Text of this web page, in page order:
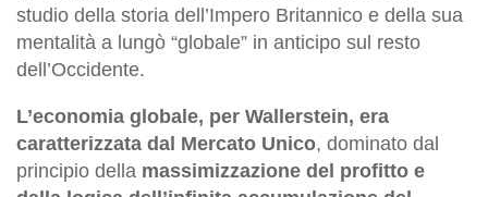
studio della storia dell’Impero Britannico e della sua
mentalità a lungò “globale” in anticipo sul resto
dell’Occidente.
L’economia globale, per Wallerstein, era
caratterizzata dal Mercato Unico, dominato dal
principio della massimizzazione del profitto e